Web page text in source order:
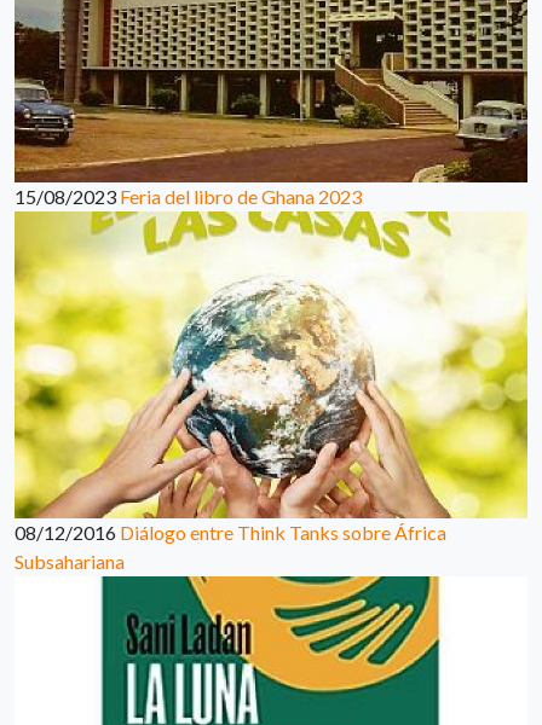
15/08/2023 Feria del libro de Ghana 2023
08/12/2016 Diálogo entre Think Tanks sobre África
Subsahariana